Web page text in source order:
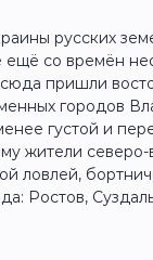
русских
ещё со времён
пришли
городов
густой и
жители
ловлей,
Ростов,